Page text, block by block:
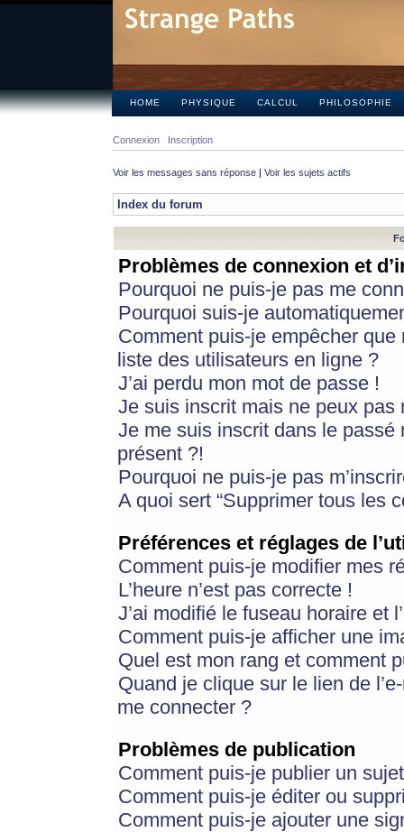
HOME PHYSIQUE CALCUL PHILOSOPHIE
Connexion Inscription
Voir les messages sans réponse | Voir les sujets actifs
Index du forum
Problèmes de connexion et
Pourquoi ne puis-je pas me
Pourquoi suis-je
Comment puis-je empêcher
liste des utilisateurs en ligne ?
J’ai perdu mon mot de passe !
Je suis inscrit mais ne peux pas
Je me suis inscrit dans le
présent ?!
Pourquoi ne puis-je pas
A quoi sert “Supprimer tous les
Préférences et réglages de
Comment puis-je modifier mes
L’heure n’est pas correcte !
J’ai modifié le fuseau horaire et
Comment puis-je afficher une
Quel est mon rang et comment
Quand je clique sur le lien de
me connecter ?
Problèmes de publication
Comment puis-je publier un
Comment puis-je éditer ou
Comment puis-je ajouter une